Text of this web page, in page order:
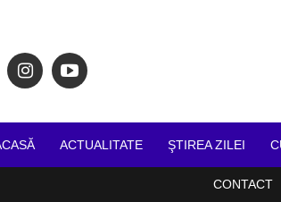
ACTUALITATE ŞTIREA ZILEI
CONTACT